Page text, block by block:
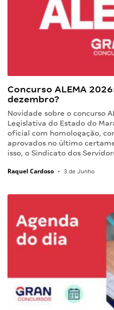
Concurso ALEMA
dezembro?
Novidade sobre o concurso
Legislativa do Estado do
oficial com homologação,
aprovados no último
isso, o Sindicato dos
Raquel Cardoso • 3 de Junho